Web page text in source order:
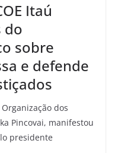
Itaú
do
sobre
e defende
dos
Pincovai, manifestou
presidente